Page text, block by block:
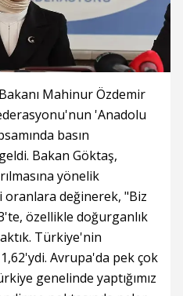
Bakanı Mahinur Özdemir
'Anadolu
basın
Bakan Göktaş,
yönelik
oranlara değinerek, "Biz
özellikle doğurganlık
Türkiye'nin
Avrupa'da pek çok
genelinde yaptığımız